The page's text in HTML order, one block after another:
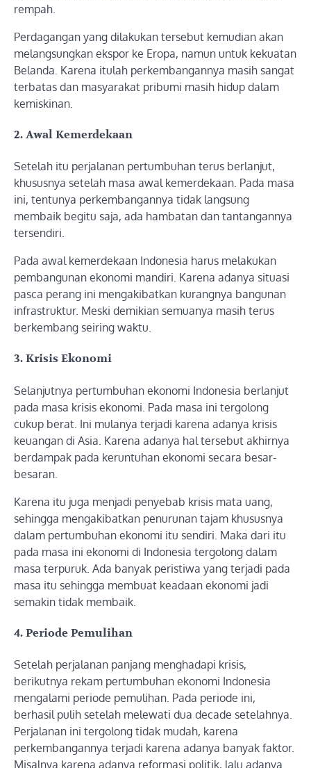
rempah.
Perdagangan yang dilakukan tersebut kemudian akan
melangsungkan ekspor ke Eropa, namun untuk kekuatan
Belanda. Karena itulah perkembangannya masih sangat
terbatas dan masyarakat pribumi masih hidup dalam
kemiskinan.
2. Awal Kemerdekaan
Setelah itu perjalanan pertumbuhan terus berlanjut,
khususnya setelah masa awal kemerdekaan. Pada masa
ini, tentunya perkembangannya tidak langsung
membaik begitu saja, ada hambatan dan tantangannya
tersendiri.
Pada awal kemerdekaan Indonesia harus melakukan
pembangunan ekonomi mandiri. Karena adanya situasi
pasca perang ini mengakibatkan kurangnya bangunan
infrastruktur. Meski demikian semuanya masih terus
berkembang seiring waktu.
3. Krisis Ekonomi
Selanjutnya pertumbuhan ekonomi Indonesia berlanjut
pada masa krisis ekonomi. Pada masa ini tergolong
cukup berat. Ini mulanya terjadi karena adanya krisis
keuangan di Asia. Karena adanya hal tersebut akhirnya
berdampak pada keruntuhan ekonomi secara besar-
besaran.
Karena itu juga menjadi penyebab krisis mata uang,
sehingga mengakibatkan penurunan tajam khususnya
dalam pertumbuhan ekonomi itu sendiri. Maka dari itu
pada masa ini ekonomi di Indonesia tergolong dalam
masa terpuruk. Ada banyak peristiwa yang terjadi pada
masa itu sehingga membuat keadaan ekonomi jadi
semakin tidak membaik.
4. Periode Pemulihan
Setelah perjalanan panjang menghadapi krisis,
berikutnya rekam pertumbuhan ekonomi Indonesia
mengalami periode pemulihan. Pada periode ini,
berhasil pulih setelah melewati dua decade setelahnya.
Perjalanan ini tergolong tidak mudah, karena
perkembangannya terjadi karena adanya banyak faktor.
Misalnya karena adanya reformasi politik, lalu adanya